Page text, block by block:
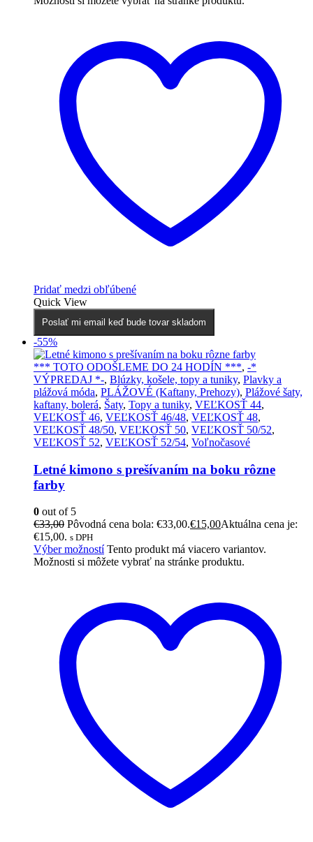
Pridať medzi obľúbené
Quick View
Poslať mi email keď bude tovar skladom
-55%
*** TOTO ODOŠLEME DO 24 HODÍN ***, -*
VÝPREDAJ *-, Blúzky, košele, topy a tuniky, Plavky a
plážová móda, PLÁŽOVÉ (Kaftany, Prehozy), Plážové šaty,
kaftany, bolerá, Šaty, Topy a tuniky, VEĽKOSŤ 44,
VEĽKOSŤ 46, VEĽKOSŤ 46/48, VEĽKOSŤ 48,
VEĽKOSŤ 48/50, VEĽKOSŤ 50, VEĽKOSŤ 50/52,
VEĽKOSŤ 52, VEĽKOSŤ 52/54, Voľnočasové
Letné kimono s prešívaním na boku rôzne
farby
0 out of 5
€33,00 Pôvodná cena bola: €33,00.€15,00Aktuálna cena je:
€15,00. s DPH
Výber možností Tento produkt má viacero variantov.
Možnosti si môžete vybrať na stránke produktu.